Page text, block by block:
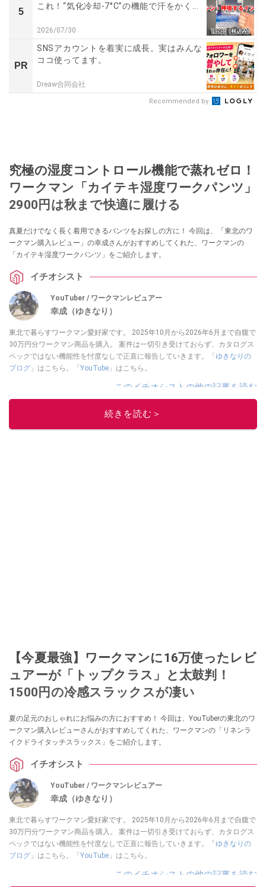
5
これ！“気化冷却-7°C”の機能で汗をかく...
2026/07/30
PR
SNSアカウントを着実に成長。実はみんな
ココ使ってます。
Dreaw合同会社
Recommended by
究極の湿度コントロール機能で蒸れゼロ！
ワークマン「カイテキ湿度ワークパンツ」
2900円は秋まで快適に履ける
真夏だけでなく長く着用できるパンツをお探しの方に！ 今回は、「東北のワ
ークマン購入レビュー」の幸成さんがおすすめしてくれた、ワークマンの
「カイテキ湿度ワークパンツ」をご紹介します。
イチオシスト
YouTuber / ワークマンレビュアー
幸成（ゆきなり）
東北で暮らすワークマン愛好家です。 2025年10月から2026年6月まで自腹で
30万円分ワークマン商品を購入。 案件は一切引き受けておらず、カタログス
ペックではない機能性を忖度なしで正直に報告していきます。「ゆきなりの
ブログ 」はこちら。「YouTube 」はこちら。
このイチオシストの他の記事を読む
続きを読む＞
【今夏最強】ワークマンに16万使ったレビ
ュアーが「トップクラス」と太鼓判！
1500円の冷感スラックスが凄い
夏の足元のおしゃれにお悩みの方におすすめ！ 今回は、YouTuberの東北のワ
ークマン購入レビューさんがおすすめしてくれた、ワークマンの「リネンラ
イクドライタッチスラックス」をご紹介します。
イチオシスト
YouTuber / ワークマンレビュアー
幸成（ゆきなり）
東北で暮らすワークマン愛好家です。 2025年10月から2026年6月まで自腹で
30万円分ワークマン商品を購入。 案件は一切引き受けておらず、カタログス
ペックではない機能性を忖度なしで正直に報告していきます。「ゆきなりの
ブログ 」はこちら。「YouTube 」はこちら。
このイチオシストの他の記事を読む